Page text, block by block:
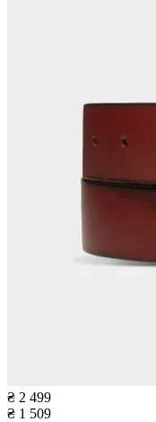
₴ 2 499
₴ 1 509